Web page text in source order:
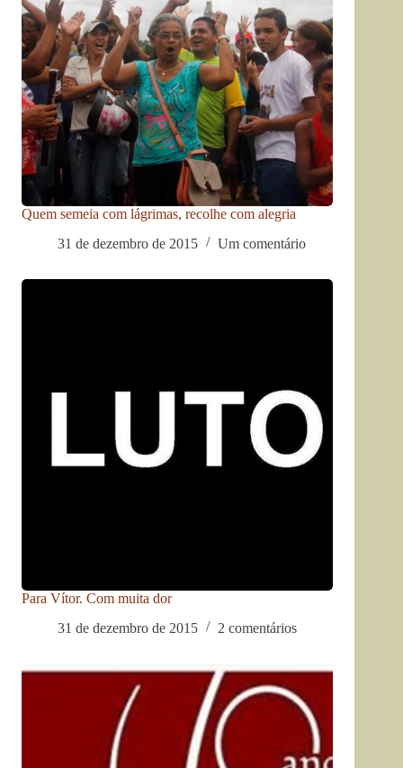
Quem semeia com lágrimas, recolhe com alegria
31 de dezembro de 2015
Um comentário
Para Vítor. Com muita dor
31 de dezembro de 2015
2 comentários